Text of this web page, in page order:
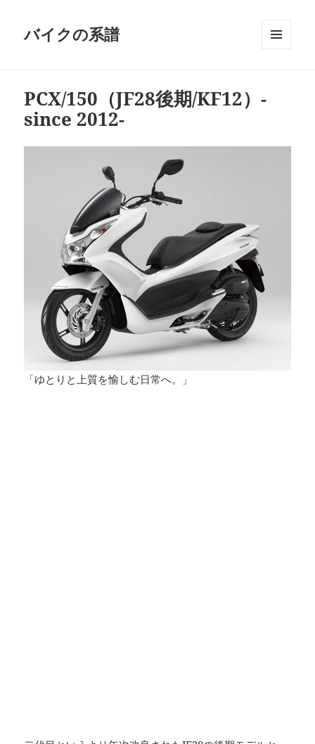
バイクの系譜
PCX/150（JF28後期/KF12）-
since 2012-
「ゆとりと上質を愉しむ日常へ。」